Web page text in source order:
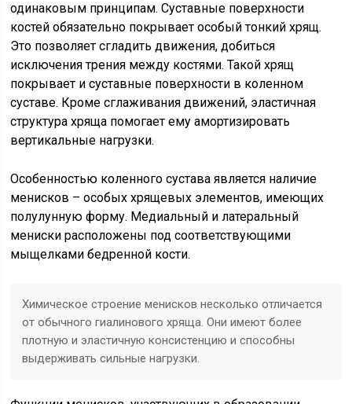
одинаковым принципам. Суставные поверхности
костей обязательно покрывает особый тонкий хрящ.
Это позволяет сгладить движения, добиться
исключения трения между костями. Такой хрящ
покрывает и суставные поверхности в коленном
суставе. Кроме сглаживания движений, эластичная
структура хряща помогает ему амортизировать
вертикальные нагрузки.
Особенностью коленного сустава является наличие
менисков – особых хрящевых элементов, имеющих
полулунную форму. Медиальный и латеральный
мениски расположены под соответствующими
мыщелками бедренной кости.
Химическое строение менисков несколько отличается
от обычного гиалинового хряща. Они имеют более
плотную и эластичную консистенцию и способны
выдерживать сильные нагрузки.